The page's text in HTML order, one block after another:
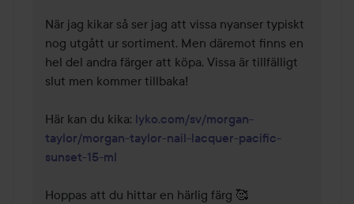
När jag kikar så ser jag att vissa nyanser typiskt
nog utgått ur sortiment. Men däremot finns en
hel del andra färger att köpa. Vissa är tillfälligt
slut men kommer tillbaka!
Här kan du kika: lyko.com/sv/morgan-
taylor/morgan-taylor-nail-lacquer-pacific-
sunset-15-ml
Hoppas att du hittar en härlig färg 🥰